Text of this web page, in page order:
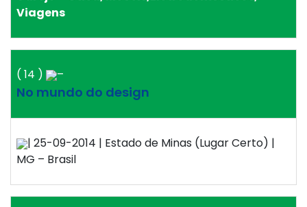
Viagens
( 14 ) –
No mundo do design
| 25-09-2014 | Estado de Minas (Lugar Certo) |
MG – Brasil